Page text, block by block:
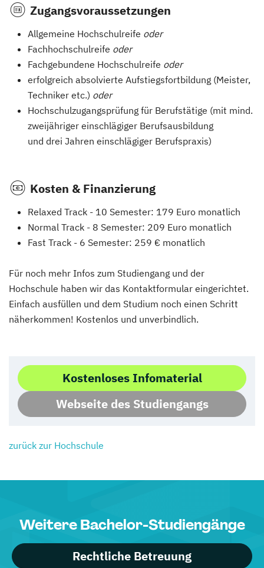
Zugangsvoraussetzungen
Allgemeine Hochschulreife oder
Fachhochschulreife oder
Fachgebundene Hochschulreife oder
erfolgreich absolvierte Aufstiegsfortbildung (Meister,
Techniker etc.) oder
Hochschulzugangsprüfung für Berufstätige (mit mind.
zweijähriger einschlägiger Berufsausbildung
und drei Jahren einschlägiger Berufspraxis)
Kosten & Finanzierung
Relaxed Track - 10 Semester: 179 Euro monatlich
Normal Track - 8 Semester: 209 Euro monatlich
Fast Track - 6 Semester: 259 € monatlich
Für noch mehr Infos zum Studiengang und der
Hochschule haben wir das Kontaktformular eingerichtet.
Einfach ausfüllen und dem Studium noch einen Schritt
näherkommen! Kostenlos und unverbindlich.
Kostenloses Infomaterial
Webseite des Studiengangs
zurück zur Hochschule
Weitere Bachelor-Studiengänge
Rechtliche Betreuung